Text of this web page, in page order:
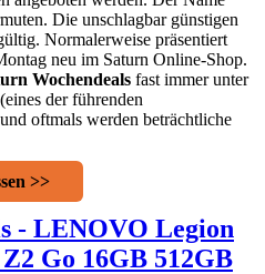
Die unschlagbar günstigen
Normalerweise präsentiert
neu im Saturn Online-Shop.
Wochendeals fast immer unter
der führenden
oftmals werden beträchtliche
>>
- LENOVO Legion
Go 16GB 512GB